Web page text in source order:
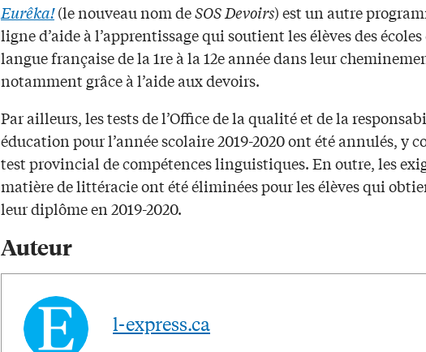
Eurêka!(le nouveau nom deSOS Devoirs) est un autre
ligne d’aide à l’apprentissage qui soutient les élèves des écoles
langue française de la 1re à la 12e année dans leur
notamment grâce à l’aide aux devoirs.
Par ailleurs, les tests de l’Office de la qualité et de la
éducation pour l’année scolaire 2019-2020 ont été annulés, y
test provincial de compétences linguistiques. En outre, les
matière de littéracie ont été éliminées pour les élèves qui
leur diplôme en 2019-2020.
Auteur
l-express.ca